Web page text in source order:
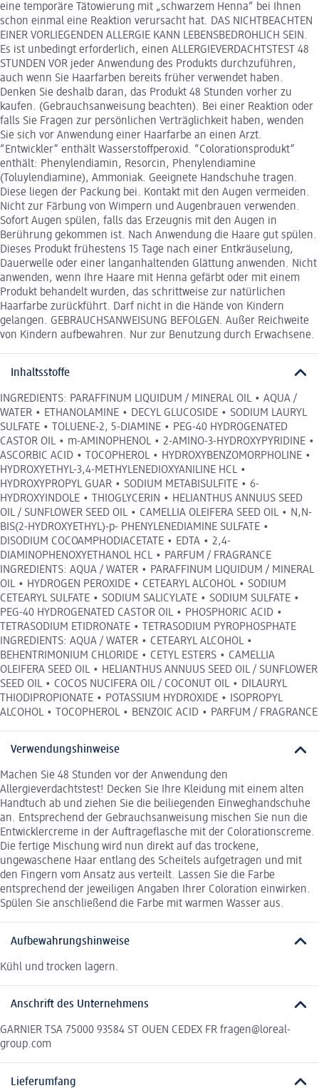
eine temporäre Tätowierung mit „schwarzem Henna“ bei Ihnen
schon einmal eine Reaktion verursacht hat. DAS NICHTBEACHTEN
EINER VORLIEGENDEN ALLERGIE KANN LEBENSBEDROHLICH SEIN.
Es ist unbedingt erforderlich, einen ALLERGIEVERDACHTSTEST 48
STUNDEN VOR jeder Anwendung des Produkts durchzuführen,
auch wenn Sie Haarfarben bereits früher verwendet haben.
Denken Sie deshalb daran, das Produkt 48 Stunden vorher zu
kaufen. (Gebrauchsanweisung beachten). Bei einer Reaktion oder
falls Sie Fragen zur persönlichen Verträglichkeit haben, wenden
Sie sich vor Anwendung einer Haarfarbe an einen Arzt.
“Entwickler” enthält Wasserstoffperoxid. “Colorationsprodukt”
enthält: Phenylendiamin, Resorcin, Phenylendiamine
(Toluylendiamine), Ammoniak. Geeignete Handschuhe tragen.
Diese liegen der Packung bei. Kontakt mit den Augen vermeiden.
Nicht zur Färbung von Wimpern und Augenbrauen verwenden.
Sofort Augen spülen, falls das Erzeugnis mit den Augen in
Berührung gekommen ist. Nach Anwendung die Haare gut spülen.
Dieses Produkt frühestens 15 Tage nach einer Entkräuselung,
Dauerwelle oder einer langanhaltenden Glättung anwenden. Nicht
anwenden, wenn Ihre Haare mit Henna gefärbt oder mit einem
Produkt behandelt wurden, das schrittweise zur natürlichen
Haarfarbe zurückführt. Darf nicht in die Hände von Kindern
gelangen. GEBRAUCHSANWEISUNG BEFOLGEN. Außer Reichweite
von Kindern aufbewahren. Nur zur Benutzung durch Erwachsene.
Inhaltsstoffe
INGREDIENTS: PARAFFINUM LIQUIDUM / MINERAL OIL • AQUA /
WATER • ETHANOLAMINE • DECYL GLUCOSIDE • SODIUM LAURYL
SULFATE • TOLUENE-2, 5-DIAMINE • PEG-40 HYDROGENATED
CASTOR OIL • m-AMINOPHENOL • 2-AMINO-3-HYDROXYPYRIDINE •
ASCORBIC ACID • TOCOPHEROL • HYDROXYBENZOMORPHOLINE •
HYDROXYETHYL-3,4-METHYLENEDIOXYANILINE HCL •
HYDROXYPROPYL GUAR • SODIUM METABISULFITE • 6-
HYDROXYINDOLE • THIOGLYCERIN • HELIANTHUS ANNUUS SEED
OIL / SUNFLOWER SEED OIL • CAMELLIA OLEIFERA SEED OIL • N,N-
BIS(2-HYDROXYETHYL)-p- PHENYLENEDIAMINE SULFATE •
DISODIUM COCOAMPHODIACETATE • EDTA • 2,4-
DIAMINOPHENOXYETHANOL HCL • PARFUM / FRAGRANCE
INGREDIENTS: AQUA / WATER • PARAFFINUM LIQUIDUM / MINERAL
OIL • HYDROGEN PEROXIDE • CETEARYL ALCOHOL • SODIUM
CETEARYL SULFATE • SODIUM SALICYLATE • SODIUM SULFATE •
PEG-40 HYDROGENATED CASTOR OIL • PHOSPHORIC ACID •
TETRASODIUM ETIDRONATE • TETRASODIUM PYROPHOSPHATE
INGREDIENTS: AQUA / WATER • CETEARYL ALCOHOL •
BEHENTRIMONIUM CHLORIDE • CETYL ESTERS • CAMELLIA
OLEIFERA SEED OIL • HELIANTHUS ANNUUS SEED OIL / SUNFLOWER
SEED OIL • COCOS NUCIFERA OIL / COCONUT OIL • DILAURYL
THIODIPROPIONATE • POTASSIUM HYDROXIDE • ISOPROPYL
ALCOHOL • TOCOPHEROL • BENZOIC ACID • PARFUM / FRAGRANCE
Verwendungshinweise
Machen Sie 48 Stunden vor der Anwendung den
Allergieverdachtstest! Decken Sie Ihre Kleidung mit einem alten
Handtuch ab und ziehen Sie die beiliegenden Einweghandschuhe
an. Entsprechend der Gebrauchsanweisung mischen Sie nun die
Entwicklercreme in der Auftrageflasche mit der Colorationscreme.
Die fertige Mischung wird nun direkt auf das trockene,
ungewaschene Haar entlang des Scheitels aufgetragen und mit
den Fingern vom Ansatz aus verteilt. Lassen Sie die Farbe
entsprechend der jeweiligen Angaben Ihrer Coloration einwirken.
Spülen Sie anschließend die Farbe mit warmen Wasser aus.
Aufbewahrungshinweise
Kühl und trocken lagern.
Anschrift des Unternehmens
GARNIER TSA 75000 93584 ST OUEN CEDEX FR fragen@loreal-
group.com
Lieferumfang